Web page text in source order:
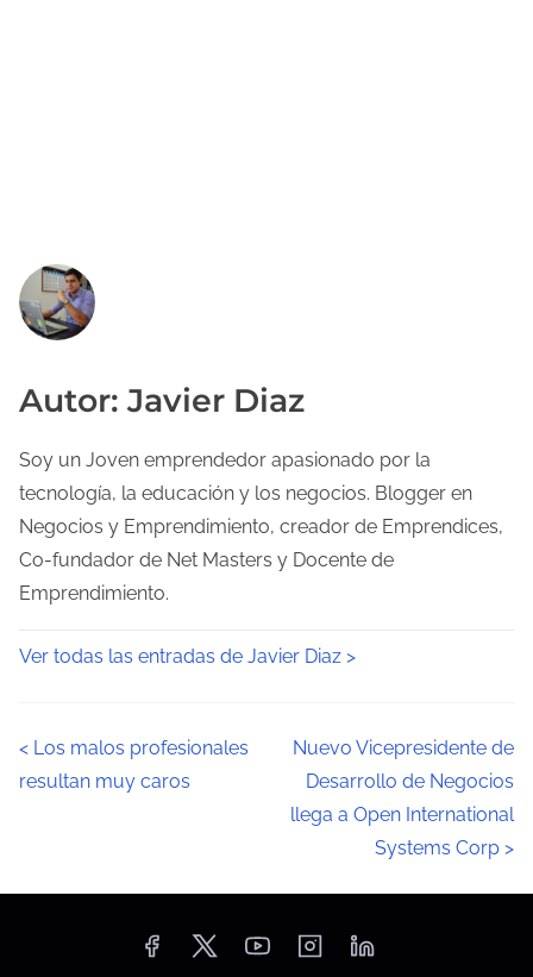
Autor: Javier Diaz
Soy un Joven emprendedor apasionado por la
tecnología, la educación y los negocios. Blogger en
Negocios y Emprendimiento, creador de Emprendices,
Co-fundador de Net Masters y Docente de
Emprendimiento.
Ver todas las entradas de Javier Diaz >
N
a
e
< Los malos profesionales
resultan muy caros
Nuevo Vicepresidente de
Desarrollo de Negocios
llega a Open International
Systems Corp >